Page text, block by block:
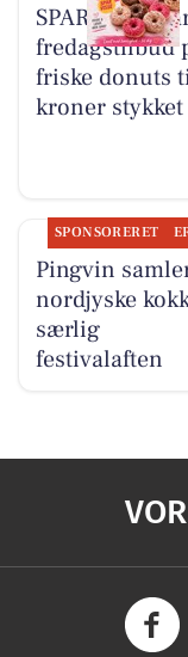
SPAR Visse
fredagstilbud
friske donuts
kroner stykket
SPONSORERET
Pingvin
nordjyske
særlig
festivalaften